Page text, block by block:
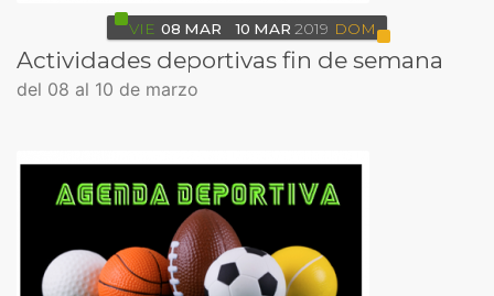
VIE 08 MAR 10 MAR 2019 DOM
Actividades deportivas fin de semana
del 08 al 10 de marzo